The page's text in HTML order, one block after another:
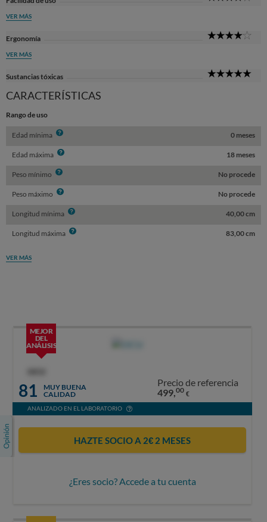
VER MÁS
Ergonomía
VER MÁS
Sustancias tóxicas
CARACTERÍSTICAS
Rango de uso
Edad mínima Info 0 meses
Edad máxima Info 18 meses
Peso mínimo Info No procede
Peso máximo Info No procede
Longitud mínima Info 40,00 cm
Longitud máxima Info 83,00 cm
VER MÁS
MEJOR
DEL
ANÁLISIS
81
MUY BUENA
CALIDAD
Precio de referencia
499,00 €
ANALIZADO EN EL LABORATORIO
HAZTE SOCIO A 2€ 2 MESES
¿Eres socio? Accede a tu cuenta